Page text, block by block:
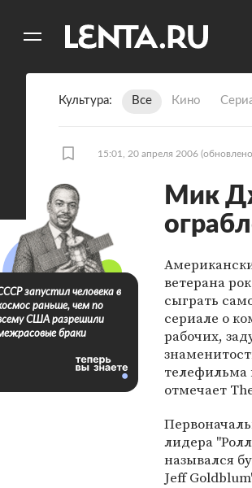
Культура Все Кино
15:01, 20 апреля 2006
Мик
ветерана
сыграть
сериале о
рабочих,
телефильма
отмечает
лидера
назывался
Jeff
запустил человека в
раньше, чем по
США разрешили
браки